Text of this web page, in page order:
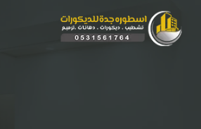
المحتوى